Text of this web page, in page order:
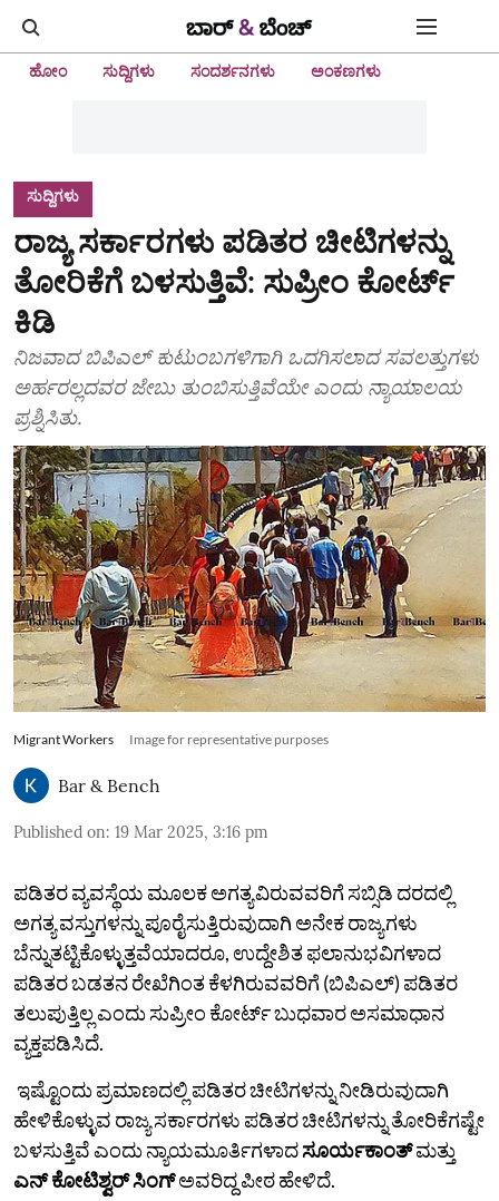
ಹೋಂ ಸುದ್ದಿಗಳು ಸಂದರ್ಶನಗಳು ಅಂಕಣಗಳು
ಸುದ್ದಿಗಳು
ರಾಜ್ಯ ಸರ್ಕಾರಗಳು ಪಡಿತರ ಚೀಟಿಗಳನ್ನು
ತೋರಿಕೆಗೆ ಬಳಸುತ್ತಿವೆ: ಸುಪ್ರೀಂ ಕೋರ್ಟ್
ಕಿಡಿ
ನಿಜವಾದ ಬಿಪಿಎಲ್ ಕುಟುಂಬಗಳಿಗಾಗಿ ಒದಗಿಸಲಾದ ಸವಲತ್ತುಗಳು
ಅರ್ಹರಲ್ಲದವರ ಜೇಬು ತುಂಬಿಸುತ್ತಿವೆಯೇ ಎಂದು ನ್ಯಾಯಾಲಯ
ಪ್ರಶ್ನಿಸಿತು.
Migrant Workers Image for representative purposes
Bar & Bench
Published on: 19 Mar 2025, 3:16 pm
ಪಡಿತರ ವ್ಯವಸ್ಥೆಯ ಮೂಲಕ ಅಗತ್ಯವಿರುವವರಿಗೆ ಸಬ್ಸಿಡಿ ದರದಲ್ಲಿ
ಅಗತ್ಯ ವಸ್ತುಗಳನ್ನು ಪೂರೈಸುತ್ತಿರುವುದಾಗಿ ಅನೇಕ ರಾಜ್ಯಗಳು
ಬೆನ್ನುತಟ್ಟಿಕೊಳ್ಳುತ್ತವೆಯಾದರೂ, ಉದ್ದೇಶಿತ ಫಲಾನುಭವಿಗಳಾದ
ಪಡಿತರ ಬಡತನ ರೇಖೆಗಿಂತ ಕೆಳಗಿರುವವರಿಗೆ (ಬಿಪಿಎಲ್‌) ಪಡಿತರ
ತಲುಪುತ್ತಿಲ್ಲ ಎಂದು ಸುಪ್ರೀಂ ಕೋರ್ಟ್‌ ಬುಧವಾರ ಅಸಮಾಧಾನ
ವ್ಯಕ್ತಪಡಿಸಿದೆ.
ಇಷ್ಟೊಂದು ಪ್ರಮಾಣದಲ್ಲಿ ಪಡಿತರ ಚೀಟಿಗಳನ್ನು ನೀಡಿರುವುದಾಗಿ
ಹೇಳಿಕೊಳ್ಳುವ ರಾಜ್ಯ ಸರ್ಕಾರಗಳು ಪಡಿತರ ಚೀಟಿಗಳನ್ನು ತೋರಿಕೆಗಷ್ಟೇ
ಬಳಸುತ್ತಿವೆ ಎಂದು ನ್ಯಾಯಮೂರ್ತಿಗಳಾದಸೂರ್ಯಕಾಂತ್ಮತ್ತು
ಎನ್ ಕೋಟಿಶ್ವರ್ ಸಿಂಗ್ಅವರಿದ್ದ ಪೀಠ ಹೇಳಿದೆ.